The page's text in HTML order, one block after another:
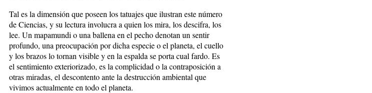
Tal es la dimensión que poseen los tatuajes que ilustran este número
de Ciencias, y su lectura involucra a quien los mira, los descifra, los
lee. Un mapamundi o una ballena en el pecho denotan un sentir
profundo, una preocupación por dicha especie o el planeta, el cuello
y los brazos lo tornan visible y en la espalda se porta cual fardo. Es
el sentimiento exteriorizado, es la complicidad o la contraposición a
otras miradas, el descontento ante la destrucción ambiental que
vivimos actualmente en todo el planeta.